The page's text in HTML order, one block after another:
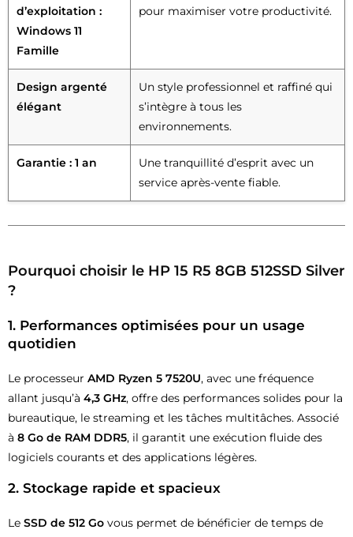
d’exploitation :
Windows 11
Famille
pour maximiser votre productivité.
Design argenté
élégant
Un style professionnel et raffiné qui
s’intègre à tous les
environnements.
Garantie : 1 an
Une tranquillité d’esprit avec un
service après-vente fiable.
Pourquoi choisir le HP 15 R5 8GB 512SSD Silver
?
1. Performances optimisées pour un usage
quotidien
Le processeur AMD Ryzen 5 7520U, avec une fréquence
allant jusqu’à 4,3 GHz, offre des performances solides pour la
bureautique, le streaming et les tâches multitâches. Associé
à 8 Go de RAM DDR5, il garantit une exécution fluide des
logiciels courants et des applications légères.
2. Stockage rapide et spacieux
Le SSD de 512 Go vous permet de bénéficier de temps de